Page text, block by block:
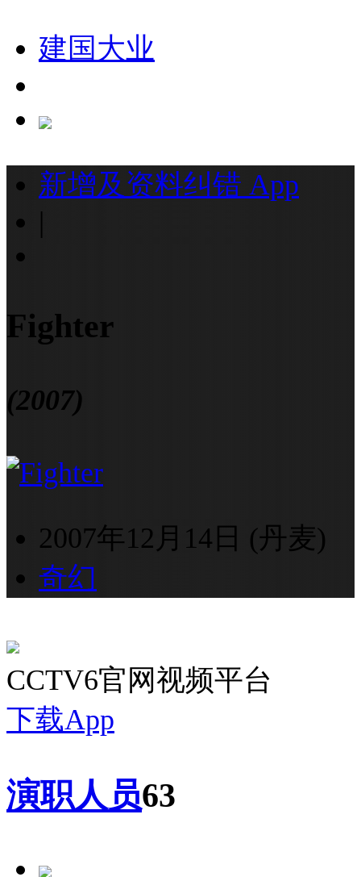
建国大业
新增及资料纠错 App
|
Fighter
(2007)
2007年12月14日 (丹麦)
奇幻
CCTV6官网视频平台
下载App
演职人员63